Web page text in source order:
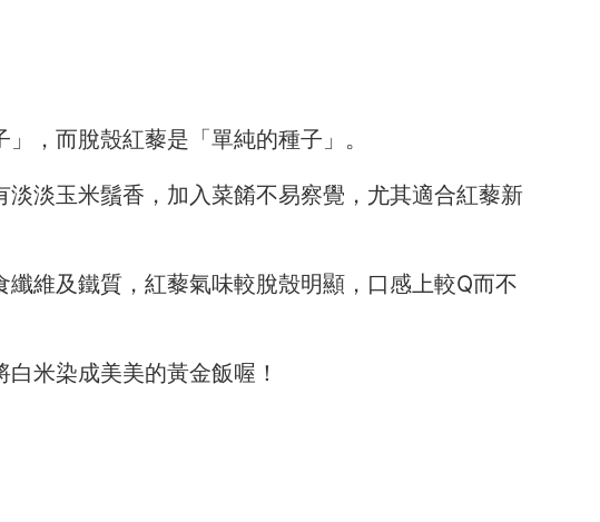
，而脫殼紅藜是「單純的種子」。
淡玉米鬚香，加入菜餚不易察覺，尤其適合紅藜新
維及鐵質，紅藜氣味較脫殼明顯，口感上較Q而不
米染成美美的黃金飯喔！